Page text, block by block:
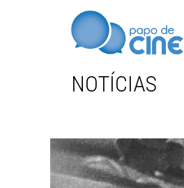
NOTÍCIAS